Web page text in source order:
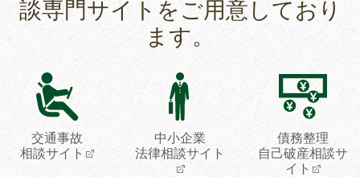
談専門サイトをご用意しており
ます。
交通事故
相談サイト
中小企業
法律相談サイト
債務整理
自己破産相談サ
イト